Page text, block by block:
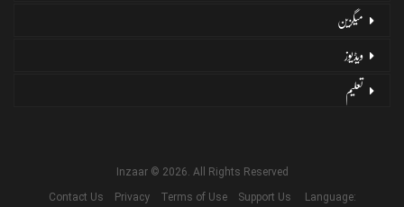
میگزین
ویڈیوز
تعلیم
Inzaar © 2026. All Rights Reserved
Contact Us
Privacy Terms of Use Support Us Language: